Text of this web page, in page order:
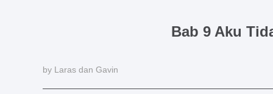
Bab 9 Aku
by Laras dan Gavin